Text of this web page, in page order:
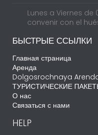
Lunes a Viernes de
convenir con el
БЫСТРЫЕ ССЫЛКИ
Главная страница
Аренда
Dolgosrochnaya
ТУРИСТИЧЕСКИЕ
О нас
Связаться с нами
HELP